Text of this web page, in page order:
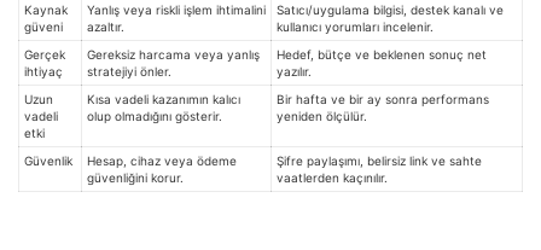
Kaynak
güveni
Yanlış veya riskli işlem ihtimalini
azaltır.
Satıcı/uygulama bilgisi, destek kanalı ve
kullanıcı yorumları incelenir.
Gerçek
ihtiyaç
Gereksiz harcama veya yanlış
stratejiyi önler.
Hedef, bütçe ve beklenen sonuç net
yazılır.
Uzun
vadeli
etki
Kısa vadeli kazanımın kalıcı
olup olmadığını gösterir.
Bir hafta ve bir ay sonra performans
yeniden ölçülür.
Güvenlik
Hesap, cihaz veya ödeme
güvenliğini korur.
Şifre paylaşımı, belirsiz link ve sahte
vaatlerden kaçınılır.